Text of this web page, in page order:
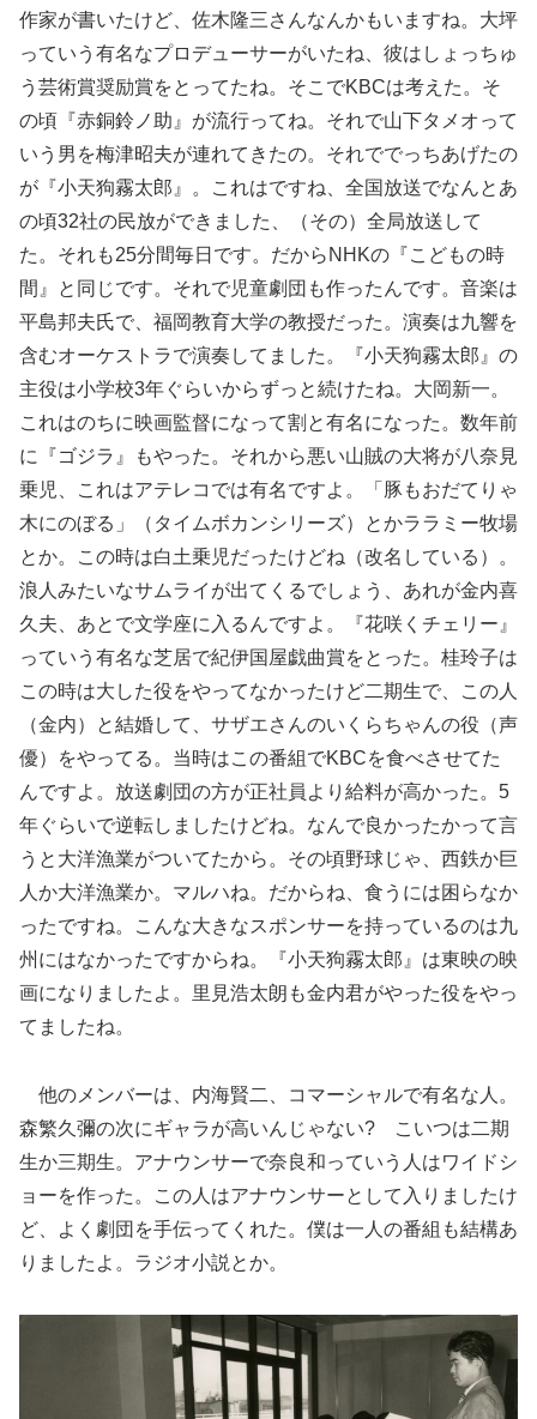
作家が書いたけど、佐木隆三さんなんかもいますね。大坪
っていう有名なプロデューサーがいたね、彼はしょっちゅ
う芸術賞奨励賞をとってたね。そこでKBCは考えた。そ
の頃『赤銅鈴ノ助』が流行ってね。それで山下タメオって
いう男を梅津昭夫が連れてきたの。それででっちあげたの
が『小天狗霧太郎』。これはですね、全国放送でなんとあ
の頃32社の民放ができました、（その）全局放送して
た。それも25分間毎日です。だからNHKの『こどもの時
間』と同じです。それで児童劇団も作ったんです。音楽は
平島邦夫氏で、福岡教育大学の教授だった。演奏は九響を
含むオーケストラで演奏してました。『小天狗霧太郎』の
主役は小学校3年ぐらいからずっと続けたね。大岡新一。
これはのちに映画監督になって割と有名になった。数年前
に『ゴジラ』もやった。それから悪い山賊の大将が八奈見
乗児、これはアテレコでは有名ですよ。「豚もおだてりゃ
木にのぼる」（タイムボカンシリーズ）とかララミー牧場
とか。この時は白土乗児だったけどね（改名している）。
浪人みたいなサムライが出てくるでしょう、あれが金内喜
久夫、あとで文学座に入るんですよ。『花咲くチェリー』
っていう有名な芝居で紀伊国屋戯曲賞をとった。桂玲子は
この時は大した役をやってなかったけど二期生で、この人
（金内）と結婚して、サザエさんのいくらちゃんの役（声
優）をやってる。当時はこの番組でKBCを食べさせてた
んですよ。放送劇団の方が正社員より給料が高かった。5
年ぐらいで逆転しましたけどね。なんで良かったかって言
うと大洋漁業がついてたから。その頃野球じゃ、西鉄か巨
人か大洋漁業か。マルハね。だからね、食うには困らなか
ったですね。こんな大きなスポンサーを持っているのは九
州にはなかったですからね。『小天狗霧太郎』は東映の映
画になりましたよ。里見浩太朗も金内君がやった役をやっ
てましたね。
他のメンバーは、内海賢二、コマーシャルで有名な人。
森繁久彌の次にギャラが高いんじゃない? こいつは二期
生か三期生。アナウンサーで奈良和っていう人はワイドシ
ョーを作った。この人はアナウンサーとして入りましたけ
ど、よく劇団を手伝ってくれた。僕は一人の番組も結構あ
りましたよ。ラジオ小説とか。